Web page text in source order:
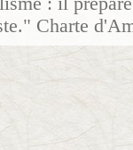
Charte